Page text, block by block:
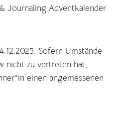
Journaling Adventkalender
Sofern Umstände
nicht zu vertreten hat,
einen angemessenen